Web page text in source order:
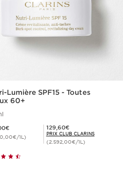
Lumière SPF15 - Toutes
60+
1L)
Prix Club Clarins 129,60€
129,60€
PRIX CLUB CLARINS
(2.592,00€/1L)